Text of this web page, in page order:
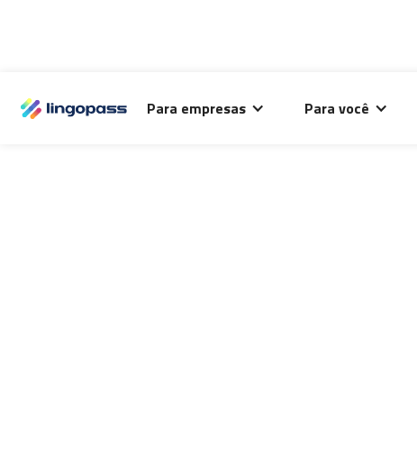
Para empresas Para você
deste site e melhorar sua experiência de navegação.